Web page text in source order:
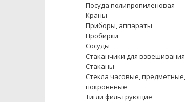
Посуда полипропиленовая
Краны
Приборы, аппараты
Пробирки
Сосуды
Стаканчики для взвешивания
Стаканы
Стекла часовые, предметные,
покровнные
Тигли фильтрующие